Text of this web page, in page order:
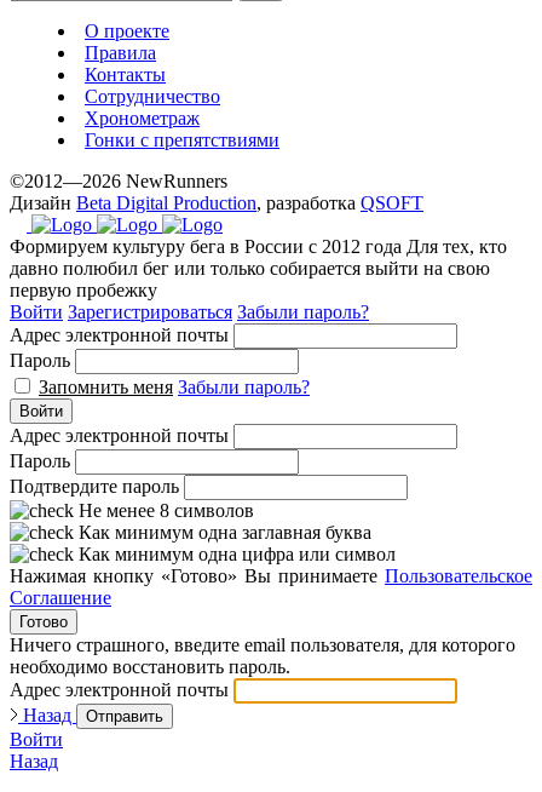
О проекте
Правила
Контакты
Сотрудничество
Хронометраж
Гонки с препятствиями
©2012—2026 NewRunners
Дизайн Beta Digital Production, разработка QSOFT
Формируем культуру бега в России с 2012 года Для тех, кто
давно полюбил бег или только собирается выйти на свою
первую пробежку
Войти Зарегистрироваться Забыли пароль?
Адрес электронной почты
Пароль
Запомнить меня Забыли пароль?
Войти
Адрес электронной почты
Пароль
Подтвердите пароль
Не менее 8 символов
Как минимум одна заглавная буква
Как минимум одна цифра или символ
Нажимая кнопку «Готово» Вы принимаете Пользовательское
Соглашение
Готово
Ничего страшного, введите email пользователя, для которого
необходимо восстановить пароль.
Адрес электронной почты
Назад
Отправить
Войти
Назад